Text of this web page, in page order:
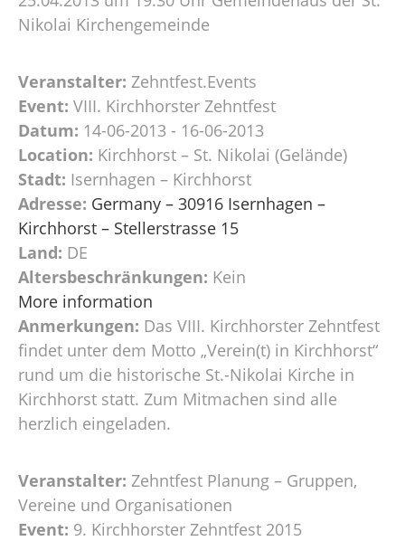
Nikolai Kirchengemeinde
Veranstalter: Zehntfest.Events
Event: VIII. Kirchhorster Zehntfest
Datum: 14-06-2013 - 16-06-2013
Location: Kirchhorst – St. Nikolai (Gelände)
Stadt: Isernhagen – Kirchhorst
Adresse: Germany – 30916 Isernhagen –
Kirchhorst – Stellerstrasse 15
Land: DE
Altersbeschränkungen: Kein
More information
Anmerkungen: Das VIII. Kirchhorster Zehntfest
findet unter dem Motto „Verein(t) in Kirchhorst“
rund um die historische St.-Nikolai Kirche in
Kirchhorst statt. Zum Mitmachen sind alle
herzlich eingeladen.
Veranstalter: Zehntfest Planung – Gruppen,
Vereine und Organisationen
Event: 9. Kirchhorster Zehntfest 2015